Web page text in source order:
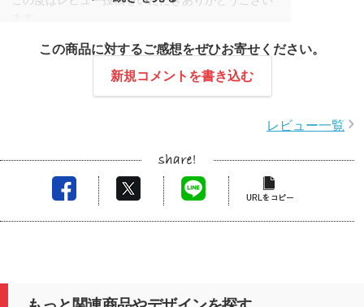
は、前回と同じ名入れデザインをご希望いただき、
スムーズにご案内できました。
この商品に対するご感想をぜひお寄せください。
新規コメントを書き込む
レビュー一覧